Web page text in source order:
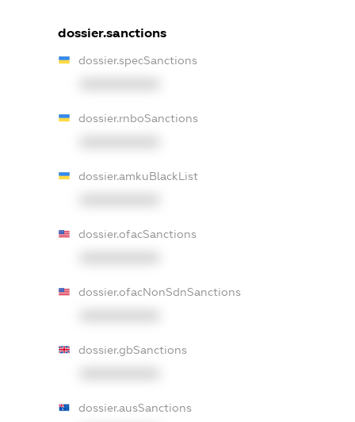
dossier.sanctions
dossier.specSanctions
dossier.rnboSanctions
dossier.amkuBlackList
dossier.ofacSanctions
dossier.ofacNonSdnSanctions
dossier.gbSanctions
dossier.ausSanctions